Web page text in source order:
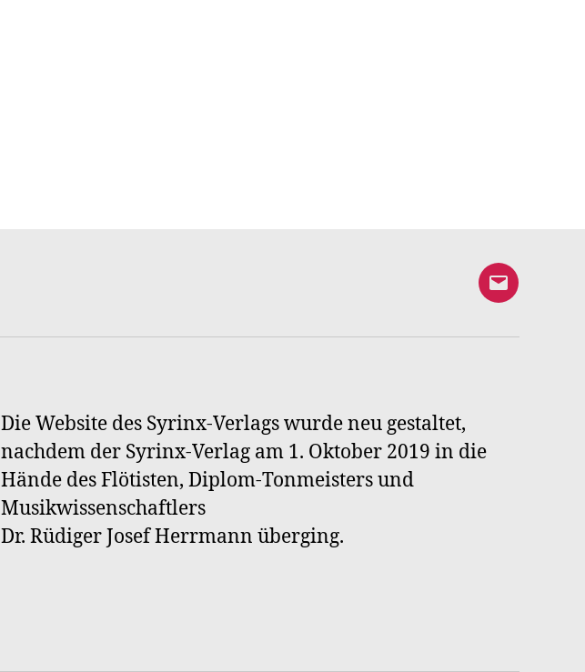
E-
an
Die Website des Syrinx-Verlags wurde neu gestaltet,
nachdem der Syrinx-Verlag am 1. Oktober 2019 in die
Hände des Flötisten, Diplom-Tonmeisters und
Musikwissenschaftlers
Dr. Rüdiger Josef Herrmann überging.